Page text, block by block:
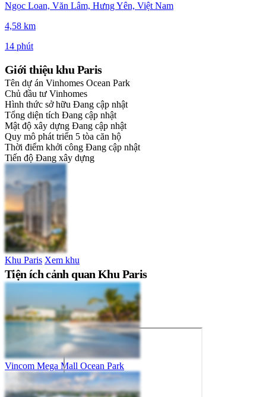
Ngọc Loan, Văn Lâm, Hưng Yên, Việt Nam
4,58 km
14 phút
Giới thiệu khu Paris
Tên dự án Vinhomes Ocean Park
Chủ đầu tư Vinhomes
Hình thức sở hữu Đang cập nhật
Tổng diện tích Đang cập nhật
Mật độ xây dựng Đang cập nhật
Quy mô phát triển 5 tòa căn hộ
Thời điểm khởi công Đang cập nhật
Tiến độ Đang xây dựng
Khu Paris Xem khu
Tiện ích cảnh quan Khu Paris
Vincom Mega Mall Ocean Park